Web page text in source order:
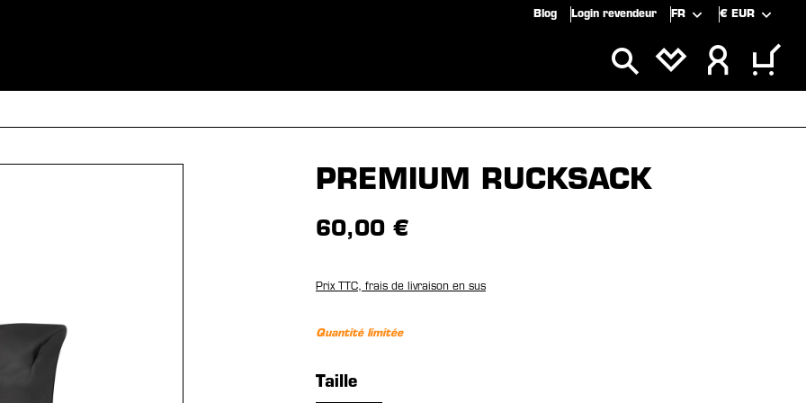
Blog Login revendeur FR € EUR
PREMIUM RUCKSACK
60,00 €
Prix TTC, frais de livraison en sus
Quantité limitée
Sélectionnez
Taille